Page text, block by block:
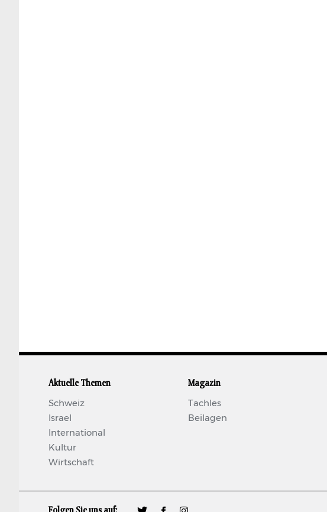
Aktuelle Themen
Schweiz
Israel
International
Kultur
Wirtschaft
Magazin
Tachles
Beilagen